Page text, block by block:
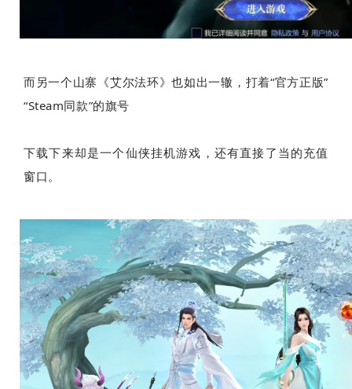
而另一个山寨《艾尔法环》也如出一辙，打着“官方正版”
“Steam同款”的旗号
下载下来却是一个仙侠挂机游戏，还有直接了当的充值
窗口。